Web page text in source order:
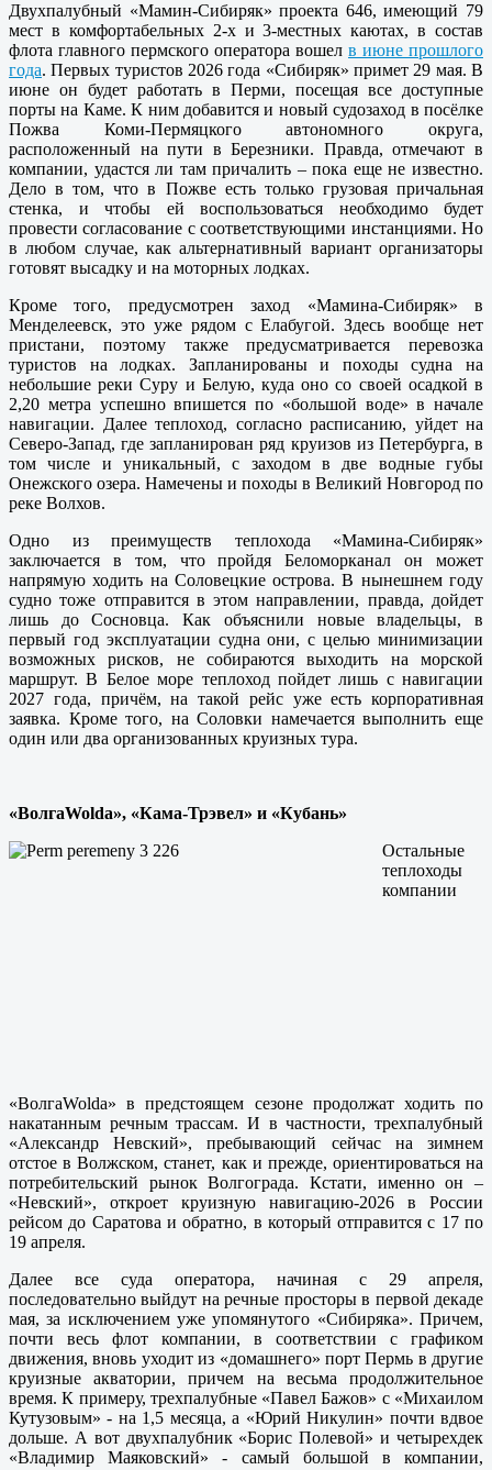
Двухпалубный «Мамин-Сибиряк» проекта 646, имеющий 79
мест в комфортабельных 2-х и 3-местных каютах, в состав
флота главного пермского оператора вошел в июне прошлого
года. Первых туристов 2026 года «Сибиряк» примет 29 мая. В
июне он будет работать в Перми, посещая все доступные
порты на Каме. К ним добавится и новый судозаход в посёлке
Пожва Коми-Пермяцкого автономного округа,
расположенный на пути в Березники. Правда, отмечают в
компании, удастся ли там причалить – пока еще не известно.
Дело в том, что в Пожве есть только грузовая причальная
стенка, и чтобы ей воспользоваться необходимо будет
провести согласование с соответствующими инстанциями. Но
в любом случае, как альтернативный вариант организаторы
готовят высадку и на моторных лодках.
Кроме того, предусмотрен заход «Мамина-Сибиряк» в
Менделеевск, это уже рядом с Елабугой. Здесь вообще нет
пристани, поэтому также предусматривается перевозка
туристов на лодках. Запланированы и походы судна на
небольшие реки Суру и Белую, куда оно со своей осадкой в
2,20 метра успешно впишется по «большой воде» в начале
навигации. Далее теплоход, согласно расписанию, уйдет на
Северо-Запад, где запланирован ряд круизов из Петербурга, в
том числе и уникальный, с заходом в две водные губы
Онежского озера. Намечены и походы в Великий Новгород по
реке Волхов.
Одно из преимуществ теплохода «Мамина-Сибиряк»
заключается в том, что пройдя Беломорканал он может
напрямую ходить на Соловецкие острова. В нынешнем году
судно тоже отправится в этом направлении, правда, дойдет
лишь до Сосновца. Как объяснили новые владельцы, в
первый год эксплуатации судна они, с целью минимизации
возможных рисков, не собираются выходить на морской
маршрут. В Белое море теплоход пойдет лишь с навигации
2027 года, причём, на такой рейс уже есть корпоративная
заявка. Кроме того, на Соловки намечается выполнить еще
один или два организованных круизных тура.
«ВолгаWolda», «Кама-Трэвел» и «Кубань»
Остальные
теплоходы
компании
«ВолгаWolda» в предстоящем сезоне продолжат ходить по
накатанным речным трассам. И в частности, трехпалубный
«Александр Невский», пребывающий сейчас на зимнем
отстое в Волжском, станет, как и прежде, ориентироваться на
потребительский рынок Волгограда. Кстати, именно он –
«Невский», откроет круизную навигацию-2026 в России
рейсом до Саратова и обратно, в который отправится с 17 по
19 апреля.
Далее все суда оператора, начиная с 29 апреля,
последовательно выйдут на речные просторы в первой декаде
мая, за исключением уже упомянутого «Сибиряка». Причем,
почти весь флот компании, в соответствии с графиком
движения, вновь уходит из «домашнего» порт Пермь в другие
круизные акватории, причем на весьма продолжительное
время. К примеру, трехпалубные «Павел Бажов» с «Михаилом
Кутузовым» - на 1,5 месяца, а «Юрий Никулин» почти вдвое
дольше. А вот двухпалубник «Борис Полевой» и четырехдек
«Владимир Маяковский» - самый большой в компании,